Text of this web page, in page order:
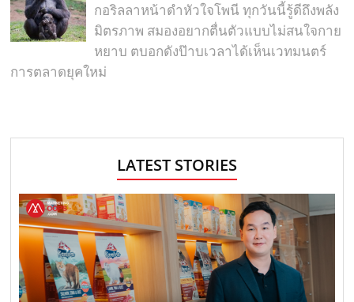
กอริลลาหน้าดำหัวใจโพนี ทุกวันนี้รู้ดีถึงพลัง
มิตรภาพ สมองอยากตื่นตัวแบบไม่สนใจกาย
หยาบ ตบอกดังป๊าบเวลาได้เห็นเวทมนตร์
การตลาดยุคใหม่
LATEST STORIES